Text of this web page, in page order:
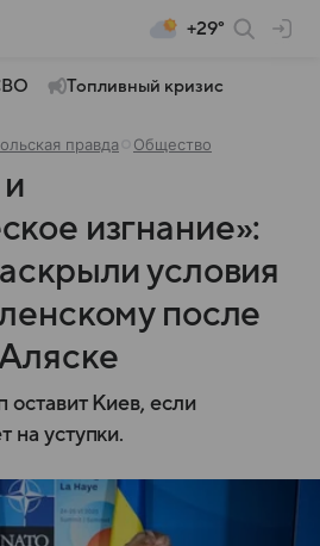
+29°
Топливный кризис
правда Общество
изгнание»:
условия
после
оставит Киев, если
на уступки.